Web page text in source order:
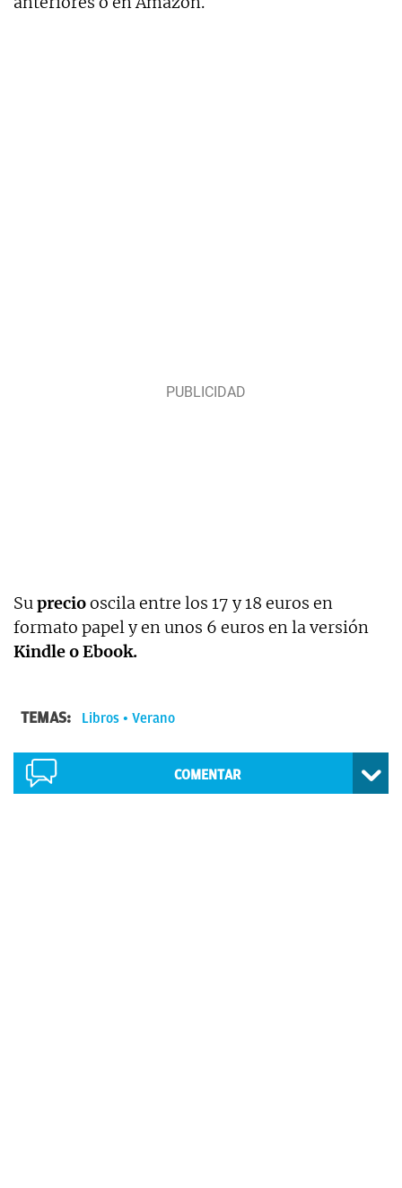
Supreciooscila entre los 17 y 18 euros en
formato papel y en unos 6 euros en la versión
Kindle o Ebook.
TEMAS: Libros Verano
COMENTAR